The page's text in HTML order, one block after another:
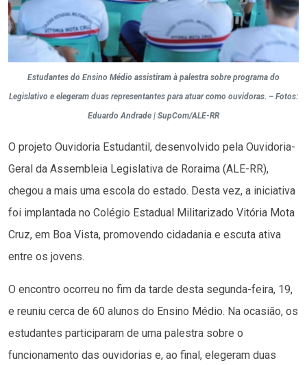
Estudantes do Ensino Médio assistiram à palestra sobre programa do
Legislativo e elegeram duas representantes para atuar como ouvidoras. – Fotos:
Eduardo Andrade | SupCom/ALE-RR
O projeto Ouvidoria Estudantil, desenvolvido pela Ouvidoria-
Geral da Assembleia Legislativa de Roraima (ALE-RR),
chegou a mais uma escola do estado. Desta vez, a iniciativa
foi implantada no Colégio Estadual Militarizado Vitória Mota
Cruz, em Boa Vista, promovendo cidadania e escuta ativa
entre os jovens.
O encontro ocorreu no fim da tarde desta segunda-feira, 19,
e reuniu cerca de 60 alunos do Ensino Médio. Na ocasião, os
estudantes participaram de uma palestra sobre o
funcionamento das ouvidorias e, ao final, elegeram duas